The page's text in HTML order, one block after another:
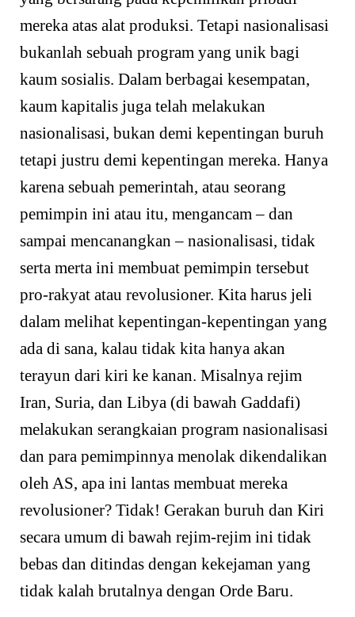
mereka atas alat produksi. Tetapi nasionalisasi
bukanlah sebuah program yang unik bagi
kaum sosialis. Dalam berbagai kesempatan,
kaum kapitalis juga telah melakukan
nasionalisasi, bukan demi kepentingan buruh
tetapi justru demi kepentingan mereka. Hanya
karena sebuah pemerintah, atau seorang
pemimpin ini atau itu, mengancam – dan
sampai mencanangkan – nasionalisasi, tidak
serta merta ini membuat pemimpin tersebut
pro-rakyat atau revolusioner. Kita harus jeli
dalam melihat kepentingan-kepentingan yang
ada di sana, kalau tidak kita hanya akan
terayun dari kiri ke kanan. Misalnya rejim
Iran, Suria, dan Libya (di bawah Gaddafi)
melakukan serangkaian program nasionalisasi
dan para pemimpinnya menolak dikendalikan
oleh AS, apa ini lantas membuat mereka
revolusioner? Tidak! Gerakan buruh dan Kiri
secara umum di bawah rejim-rejim ini tidak
bebas dan ditindas dengan kekejaman yang
tidak kalah brutalnya dengan Orde Baru.